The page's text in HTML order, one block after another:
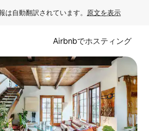
は自動翻訳されています。 原文を表示
Airbnbでホスティング